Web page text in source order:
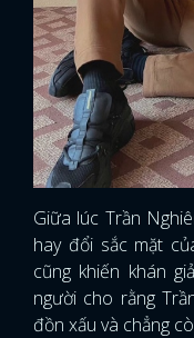
Giữa lúc Trần
hay đổi sắc mặt
cũng khiến khán
người cho rằng
đồn xấu và chẳng